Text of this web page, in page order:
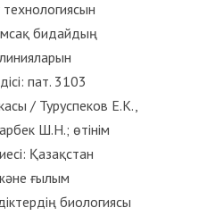
бидайдың
пат. 3103
/ Туруспеков Е.К.,
Ш.Н.; өтінім
Қазақстан
ғылым
биологиясы